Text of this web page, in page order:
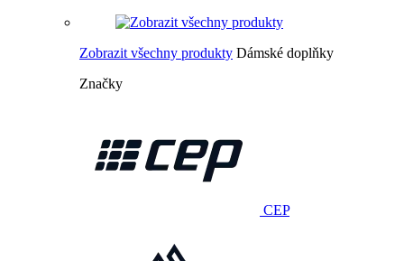
Zobrazit všechny produkty Dámské doplňky
Značky
CEP